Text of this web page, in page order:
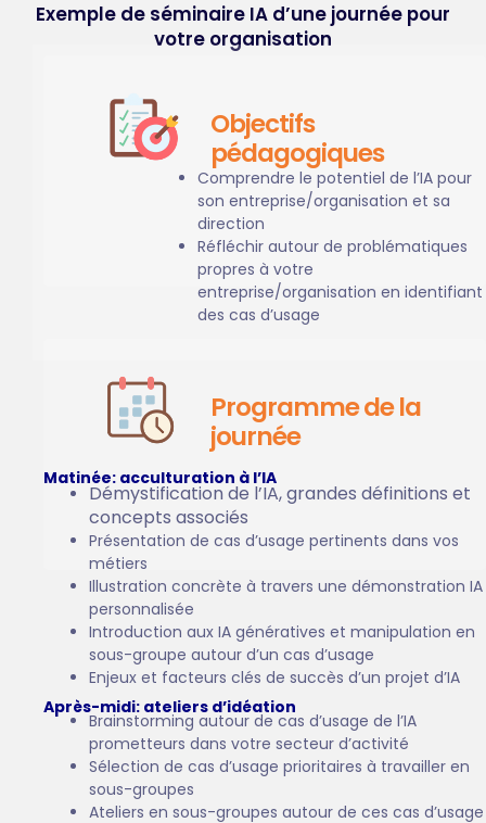
Exemple de séminaire IA d’une journée pour
votre organisation
Objectifs
pédagogiques
Comprendre le potentiel de l’IA pour
son entreprise/organisation et sa
direction
Réfléchir autour de problématiques
propres à votre
entreprise/organisation en identifiant
des cas d’usage
Programme de la
journée
Matinée: acculturation à l’IA
Démystification de l’IA, grandes définitions et
concepts associés
Présentation de cas d’usage pertinents dans vos
métiers
Illustration concrète à travers une démonstration IA
personnalisée
Introduction aux IA génératives et manipulation en
sous-groupe autour d’un cas d’usage
Enjeux et facteurs clés de succès d’un projet d’IA
Après-midi: ateliers d’idéation
Brainstorming autour de cas d’usage de l’IA
prometteurs dans votre secteur d’activité
Sélection de cas d’usage prioritaires à travailler en
sous-groupes
Ateliers en sous-groupes autour de ces cas d’usage